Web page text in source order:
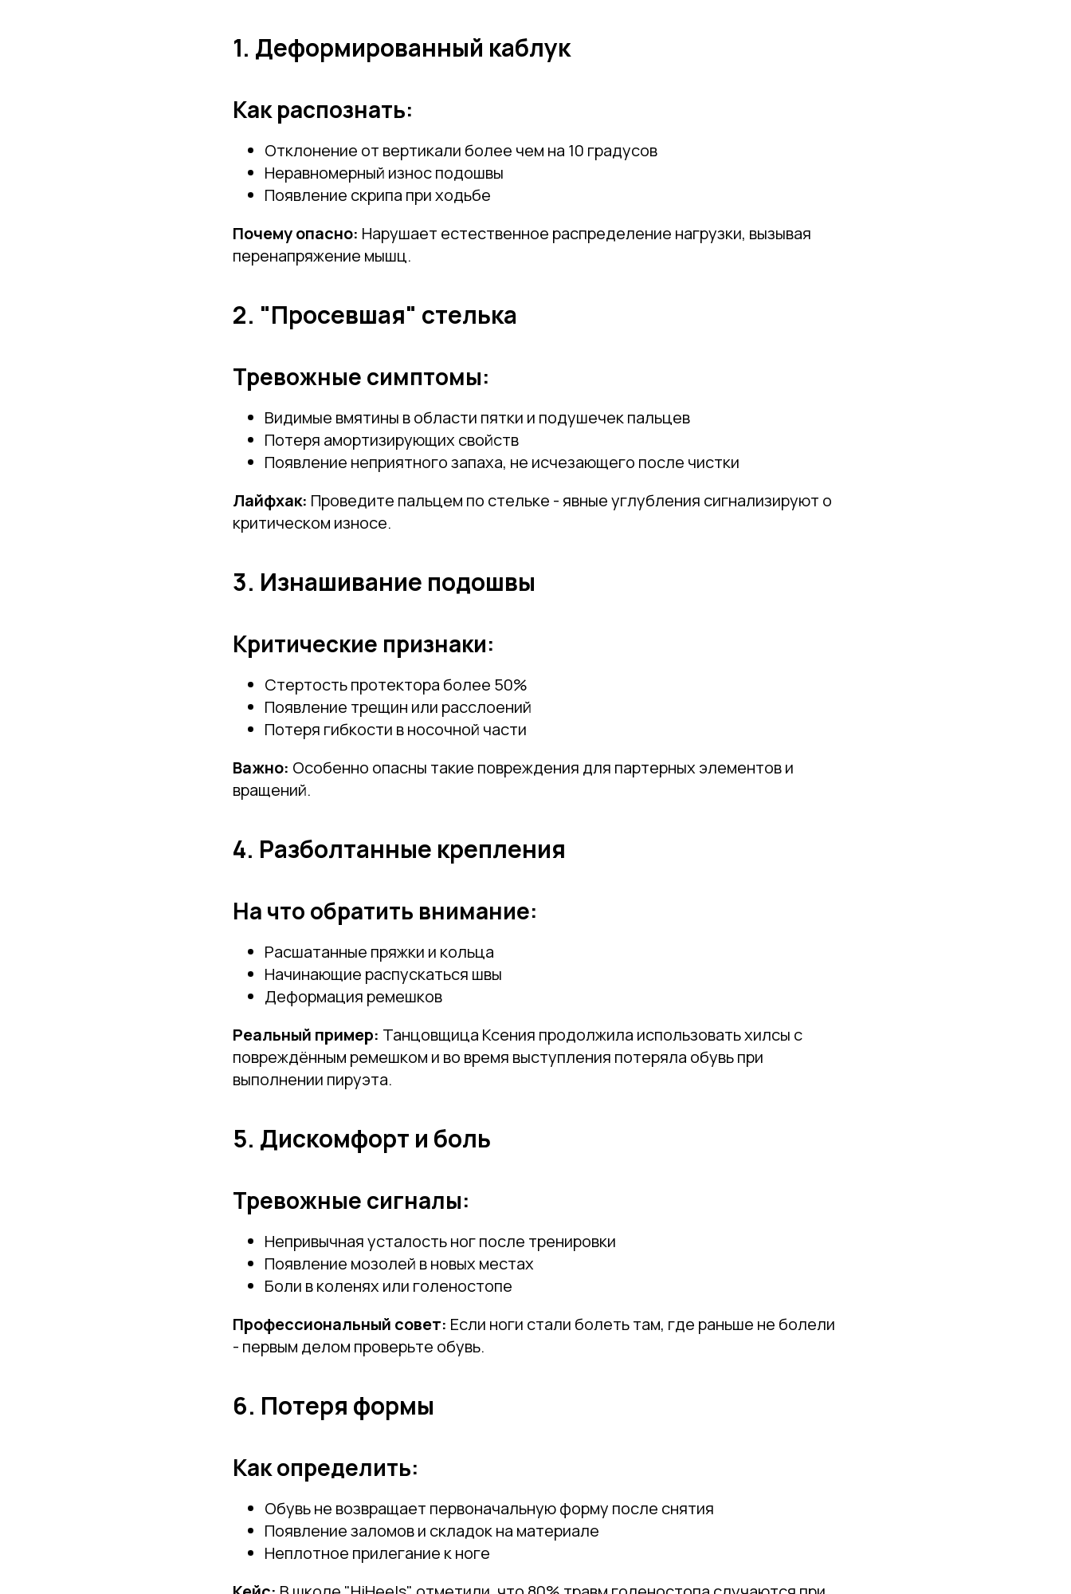
...и узнавай об акциях первой!
Email
Имя
Нажимая на кнопку, вы даете согласие на обработку своих
персональных данных согласно 152-ФЗ.
1. Деформированный каблук
Как распознать:
Отклонение от вертикали более чем на 10 градусов
Неравномерный износ подошвы
Появление скрипа при ходьбе
Почему опасно: Нарушает естественное распределение нагрузки, вызывая
перенапряжение мышц.
2. "Просевшая" стелька
Тревожные симптомы:
Видимые вмятины в области пятки и подушечек пальцев
Потеря амортизирующих свойств
Появление неприятного запаха, не исчезающего после чистки
Лайфхак: Проведите пальцем по стельке - явные углубления сигнализируют о
критическом износе.
3. Изнашивание подошвы
Критические признаки:
Стертость протектора более 50%
Появление трещин или расслоений
Потеря гибкости в носочной части
Важно: Особенно опасны такие повреждения для партерных элементов и
вращений.
4. Разболтанные крепления
На что обратить внимание:
Расшатанные пряжки и кольца
Начинающие распускаться швы
Деформация ремешков
Реальный пример: Танцовщица Ксения продолжила использовать хилсы с
повреждённым ремешком и во время выступления потеряла обувь при
выполнении пируэта.
5. Дискомфорт и боль
Тревожные сигналы:
Непривычная усталость ног после тренировки
Появление мозолей в новых местах
Боли в коленях или голеностопе
Профессиональный совет: Если ноги стали болеть там, где раньше не болели
- первым делом проверьте обувь.
6. Потеря формы
Как определить:
Обувь не возвращает первоначальную форму после снятия
Появление заломов и складок на материале
Неплотное прилегание к ноге